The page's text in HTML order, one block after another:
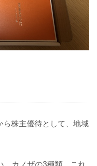
ら株主優待として、地域